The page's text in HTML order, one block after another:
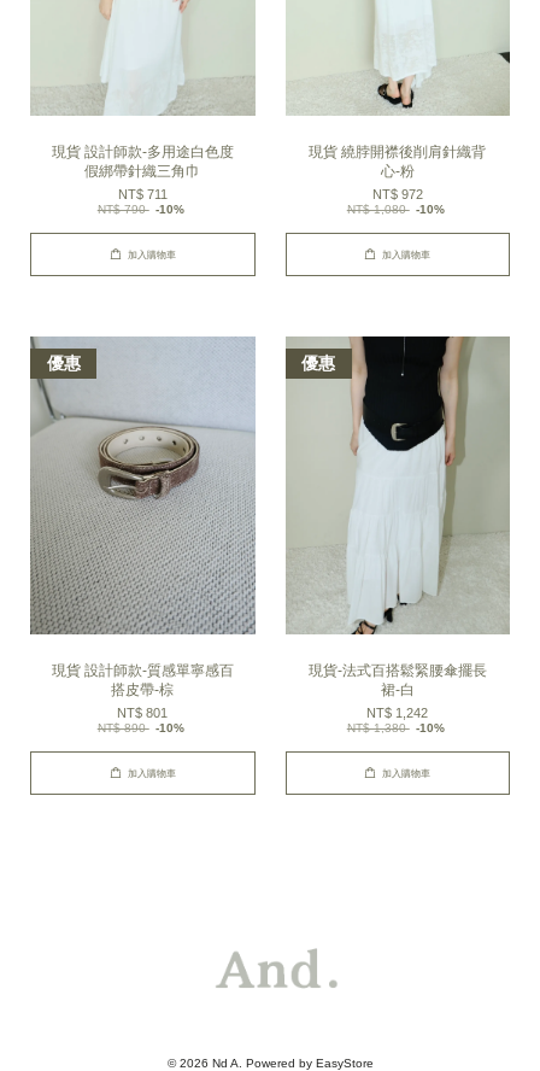
現貨 設計師款-多用途白色度
假綁帶針織三角巾
NT$ 711
NT$ 790 -10%
加入購物車
現貨 繞脖開襟後削肩針織背
心-粉
NT$ 972
NT$ 1,080 -10%
加入購物車
優惠
現貨 設計師款-質感單寧感百
搭皮帶-棕
NT$ 801
NT$ 890 -10%
加入購物車
優惠
現貨-法式百搭鬆緊腰傘擺長
裙-白
NT$ 1,242
NT$ 1,380 -10%
加入購物車
© 2026 Nd A. Powered by EasyStore